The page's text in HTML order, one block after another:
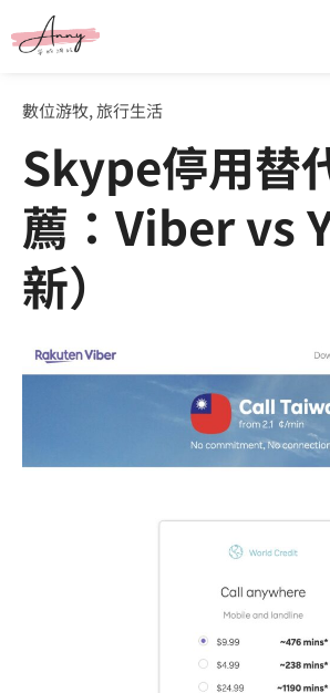
數位游牧,旅行生活
Skype停用替
薦：Viber vs
新）